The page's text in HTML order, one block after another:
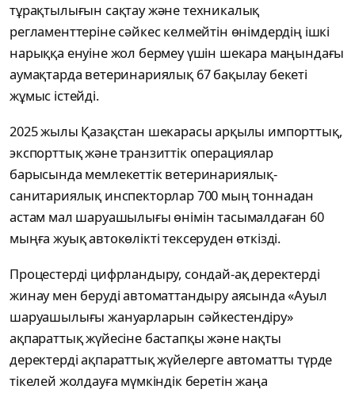
тұрақтылығын сақтау және техникалық
регламенттеріне сәйкес келмейтін өнімдердің ішкі
нарыққа енуіне жол бермеу үшін шекара маңындағы
аумақтарда ветеринариялық 67 бақылау бекеті
жұмыс істейді.
2025 жылы Қазақстан шекарасы арқылы импорттық,
экспорттық және транзиттік операциялар
барысында мемлекеттік ветеринариялық-
санитариялық инспекторлар 700 мың тоннадан
астам мал шаруашылығы өнімін тасымалдаған 60
мыңға жуық автокөлікті тексеруден өткізді.
Процестерді цифрландыру, сондай-ақ деректерді
жинау мен беруді автоматтандыру аясында «Ауыл
шаруашылығы жануарларын сәйкестендіру»
ақпараттық жүйесіне бастапқы және нақты
деректерді ақпараттық жүйелерге автоматты түрде
тікелей жолдауға мүмкіндік беретін жаңа